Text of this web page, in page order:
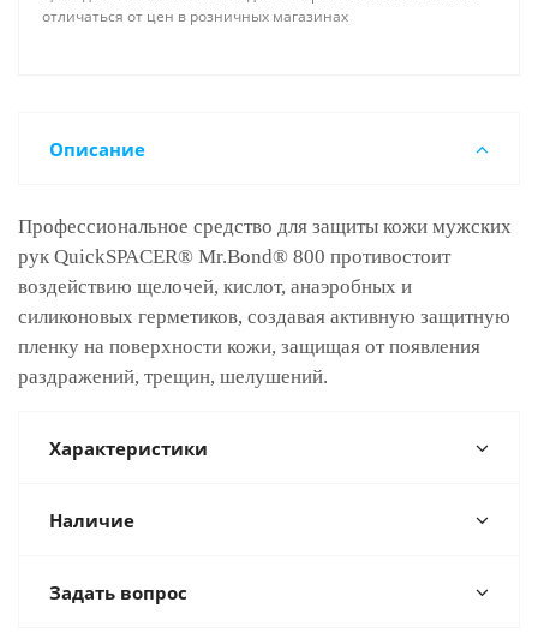
отличаться от цен в розничных магазинах
Описание
Профессиональное средство для защиты кожи мужских
рук QuickSPACER® Mr.Bond® 800 противостоит
воздействию щелочей, кислот, анаэробных и
силиконовых герметиков, создавая активную защитную
пленку на поверхности кожи, защищая от появления
раздражений, трещин, шелушений.
Характеристики
Наличие
Задать вопрос